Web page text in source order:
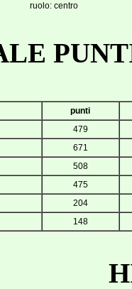
ruolo: centro
punti
479
671
508
475
204
148